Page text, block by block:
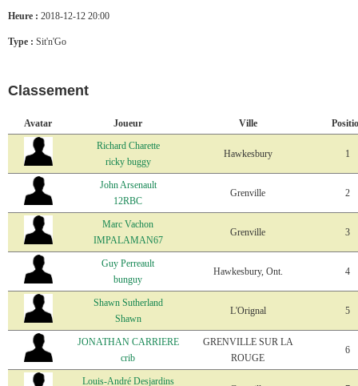
Heure : 2018-12-12 20:00
Type : Sit'n'Go
Classement
Avatar Joueur Ville
Richard Charette
ricky buggy
Hawkesbury 1
John Arsenault
12RBC
Grenville 2
Marc Vachon
IMPALAMAN67
Grenville 3
Guy Perreault
bunguy
Hawkesbury, Ont. 4
Shawn Sutherland
Shawn
L'Orignal 5
JONATHAN CARRIERE
crib
GRENVILLE SUR LA
ROUGE
6
Louis-André Desjardins